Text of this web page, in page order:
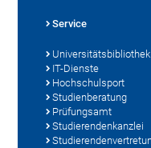
Service
Universitätsbibliothek
IT-Dienste
Hochschulsport
Studienberatung
Prüfungsamt
Studierendenkanzlei